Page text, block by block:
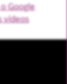
Google
vídeos